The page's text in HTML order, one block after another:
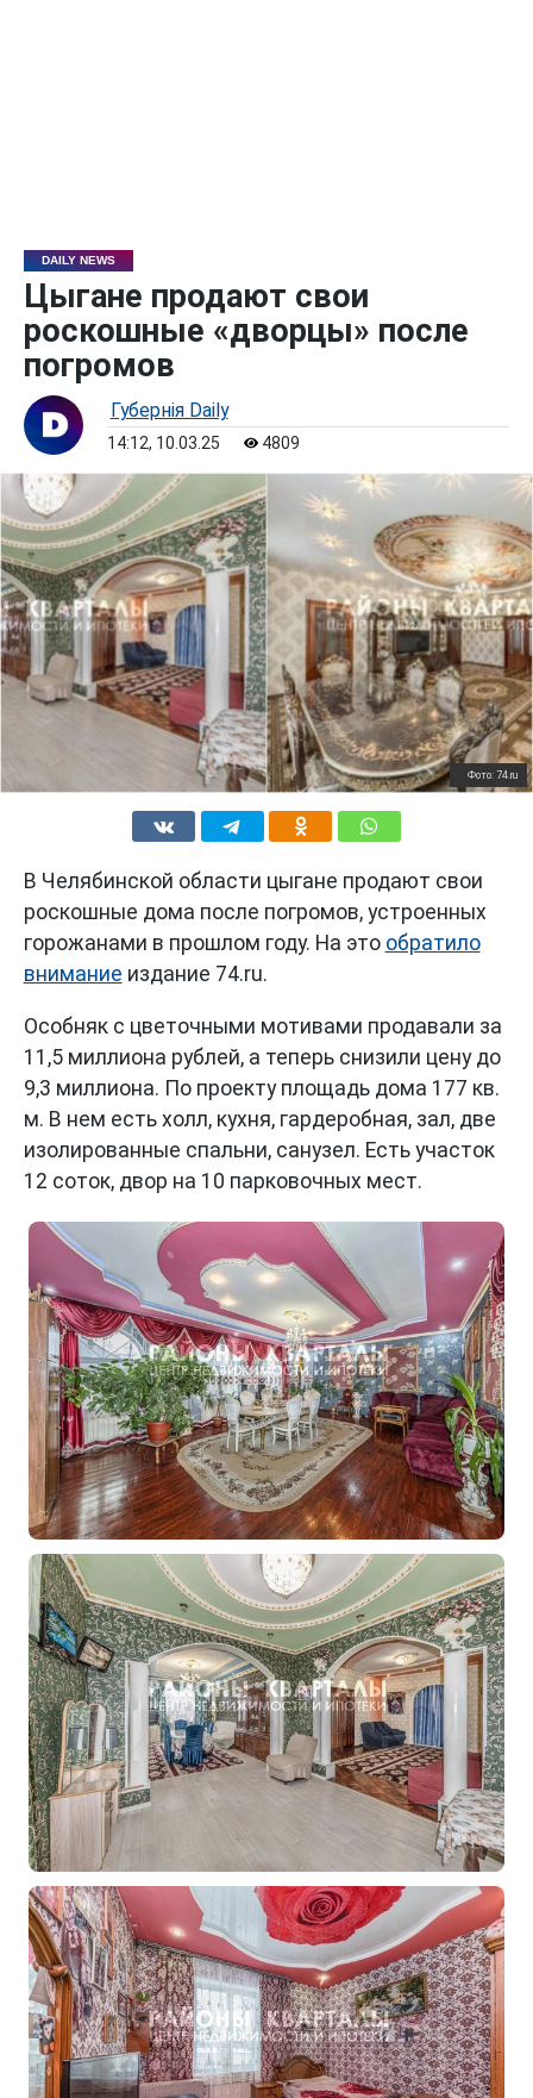
DAILY NEWS
Цыгане продают свои
роскошные «дворцы» после
погромов
Губернiя Daily
14:12, 10.03.25 4809
Фото: 74.ru
В Челябинской области цыгане продают свои
роскошные дома после погромов, устроенных
горожанами в прошлом году. На это обратило
внимание издание 74.ru.
Особняк с цветочными мотивами продавали за
11,5 миллиона рублей, а теперь снизили цену до
9,3 миллиона. По проекту площадь дома 177 кв.
м. В нем есть холл, кухня, гардеробная, зал, две
изолированные спальни, санузел. Есть участок
12 соток, двор на 10 парковочных мест.